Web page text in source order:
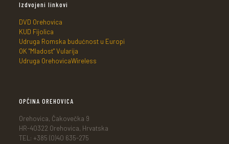
Izdvojeni linkovi
DVD Orehovica
KUD Fijolica
Udruga Romska budućnost u Europi
OK "Mladost" Vularija
Udruga OrehovicaWireless
OPĆINA OREHOVICA
Orehovica, Čakovečka 9
HR-40322 Orehovica, Hrvatska
TEL: +385 (0)40 635-275